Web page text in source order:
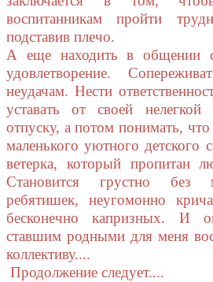
воспитанникам пройти
подставив плечо.
А еще находить в общении
удовлетворение.
неудачам. Нести
уставать от своей нелегкой
отпуску, а потом понимать,
маленького уютного детского
ветерка, который пропитан
Становится грустно без
ребятишек, неугомонно
бесконечно капризных. И
ставшим родными для меня
коллективу....
Продолжение следует....